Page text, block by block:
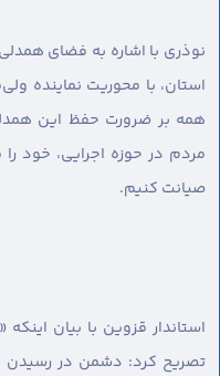
نوذری با اشاره به فضای
استان، با محوریت نماینده
همه بر ضرورت حفظ این
مردم در حوزه اجرایی، خود
صیانت کنیم.
استاندار قزوین با بیان
تصریح کرد: دشمن در رسیدن